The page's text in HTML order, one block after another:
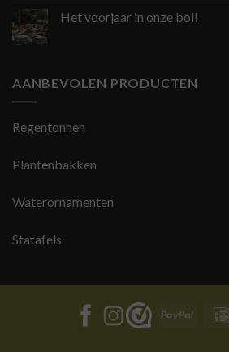
Het voorjaar in onze bol!
AANBEVOLEN PRODUCTEN
Regentonnen
Plantenbakken
Waterornamenten
Statafels
PayPal